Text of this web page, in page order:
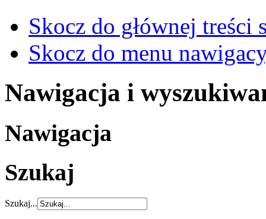
Skocz do głównej treści
Skocz do menu
Nawigacja i
Nawigacja
Szukaj
Szukaj...